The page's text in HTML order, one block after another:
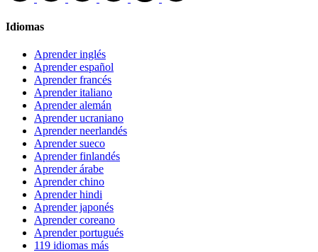
Idiomas
Aprender inglés
Aprender español
Aprender francés
Aprender italiano
Aprender alemán
Aprender ucraniano
Aprender neerlandés
Aprender sueco
Aprender finlandés
Aprender árabe
Aprender chino
Aprender hindi
Aprender japonés
Aprender coreano
Aprender portugués
119 idiomas más